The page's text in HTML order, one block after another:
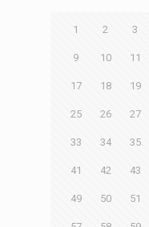
1 2 3
9 10 11
17 18 19
25 26 27
33 34 35
41 42 43
49 50 51